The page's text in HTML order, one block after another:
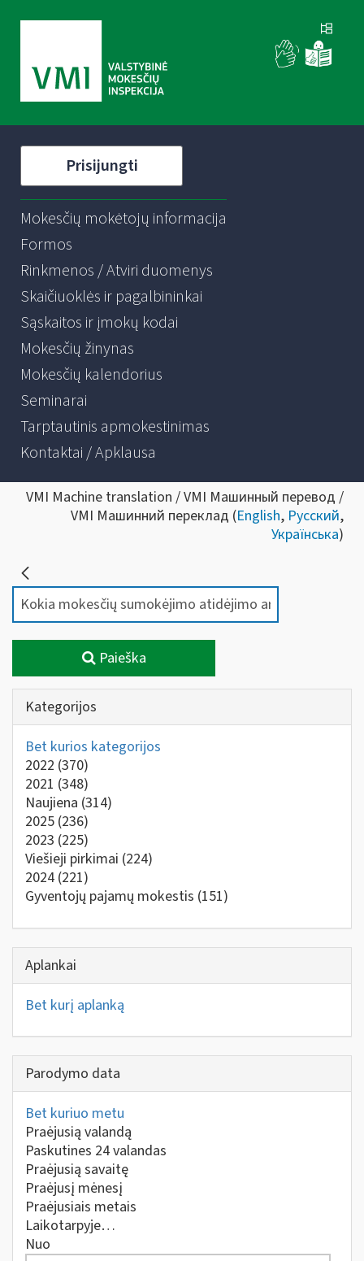
Prisijungti
Mokesčių mokėtojų informacija
Formos
Rinkmenos / Atviri duomenys
Skaičiuoklės ir pagalbininkai
Sąskaitos ir įmokų kodai
Mokesčių žinynas
Mokesčių kalendorius
Seminarai
Tarptautinis apmokestinimas
Kontaktai / Apklausa
VMI Machine translation / VMI Машинный перевод /
VMI Машинний переклад (English, Русский,
Українська)
Paieška
Kategorijos
Bet kurios kategorijos
2022 (370)
2021 (348)
Naujiena (314)
2025 (236)
2023 (225)
Viešieji pirkimai (224)
2024 (221)
Gyventojų pajamų mokestis (151)
Aplankai
Bet kurį aplanką
Parodymo data
Bet kuriuo metu
Praėjusią valandą
Paskutines 24 valandas
Praėjusią savaitę
Praėjusį mėnesį
Praėjusiais metais
Laikotarpyje…
Nuo